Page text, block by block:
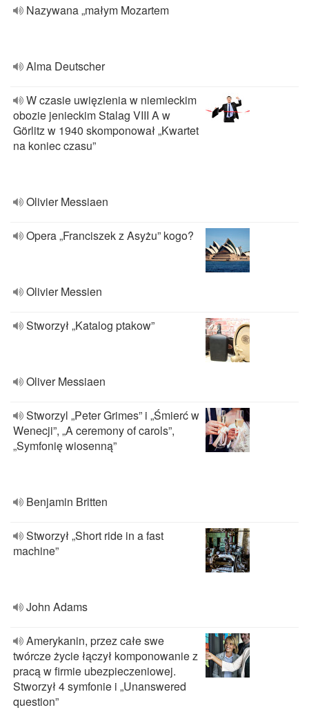
Nazywana „małym Mozartem
Alma Deutscher
W czasie uwięzienia w niemieckim
obozie jenieckim Stalag VIII A w
Görlitz w 1940 skomponował „Kwartet
na koniec czasu”
Olivier Messiaen
Opera „Franciszek z Asyżu” kogo?
Olivier Messien
Stworzył „Katalog ptakow”
Oliver Messiaen
Stworzyl „Peter Grimes” i „Śmierć w
Wenecji”, „A ceremony of carols”,
„Symfonię wiosenną”
Benjamin Britten
Stworzył „Short ride in a fast
machine”
John Adams
Amerykanin, przez całe swe
twórcze życie łączył komponowanie z
pracą w firmie ubezpieczeniowej.
Stworzył 4 symfonie i „Unanswered
question”